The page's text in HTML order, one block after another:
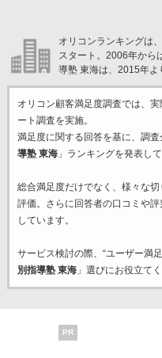
オリコンランキングは
スタート。2006年から
導塾 東海は、2015年よ
オリコン顧客満足度調査では、
ート調査を実施。
満足度に関する回答を基に、調査
導塾 東海」ランキングを発表して
総合満足度だけでなく、様々な切
評価。さらに回答者の口コミや
しています。
サービス検討の際、“ユーザー満
別指導塾 東海」選びにお役立てく
PR